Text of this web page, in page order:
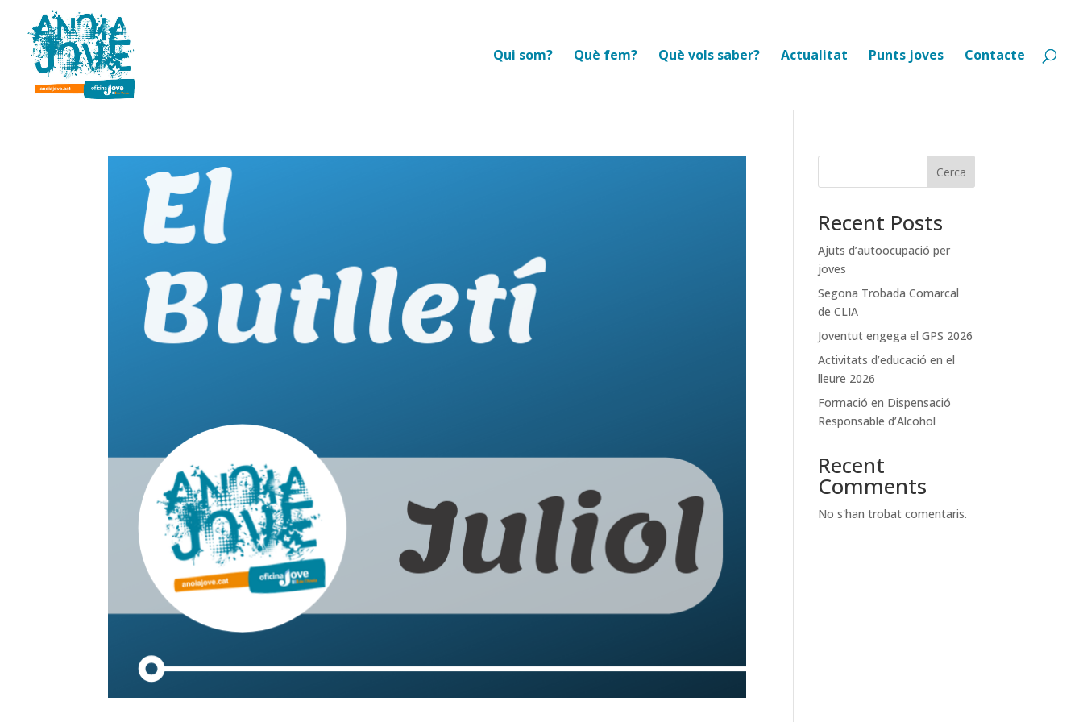
Qui som? Què fem? Què vols saber? Actualitat Punts joves Contacte
Cerca
Recent Posts
Ajuts d’autoocupació per
joves
Segona Trobada Comarcal
de CLIA
Joventut engega el GPS 2026
Activitats d’educació en el
lleure 2026
Formació en Dispensació
Responsable d’Alcohol
Recent
Comments
No s'han trobat comentaris.